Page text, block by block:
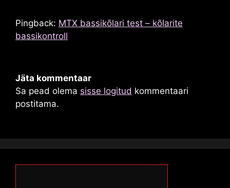
Pingback: MTX bassikõlari test – kõlarite
bassikontroll
Jäta kommentaar
Sa pead olema sisse logitud kommentaari
postitama.